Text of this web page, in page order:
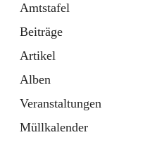
Amtstafel
Beiträge
Artikel
Alben
Veranstaltungen
Müllkalender
18 Schnellzugriffe
Gemeindeservice